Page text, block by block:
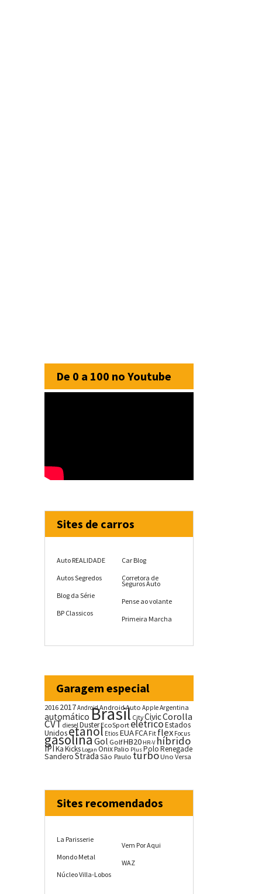
De 0 a 100 no Youtube
Sites de carros
Auto REALIDADE
Autos Segredos
Blog da Série
BP Classicos
Car Blog
Corretora de
Seguros Auto
Pense ao volante
Primeira Marcha
Garagem especial
20162017AndroidAndroid Auto AppleArgentina
automáticoBrasil CityCivicCorolla
CVTdieselDusterEcoSportelétricoEstados
Unidosetanol Etios EUAFCA Fit flex Focus
gasolina Gol GolfHB20 HR-V híbrido
IPIKaKicks Logan OnixPalio PlusPoloRenegade
SanderoStrada São Paulo turboUno Versa
Sites recomendados
La Parisserie
Mondo Metal
Núcleo Villa-Lobos
Vem Por Aqui
WAZ